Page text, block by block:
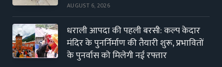
AUGUST 6, 2026
धराली आपदा की पहली बरसी: कल्प केदार
मंदिर के पुनर्निर्माण की तैयारी शुरू, प्रभावितों
के पुनर्वास को मिलेगी नई रफ्तार